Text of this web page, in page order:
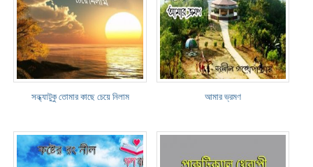
সন্ধ্যাটুকু তোমার কাছে চেয়ে নিলাম আমার ভ্রমণ